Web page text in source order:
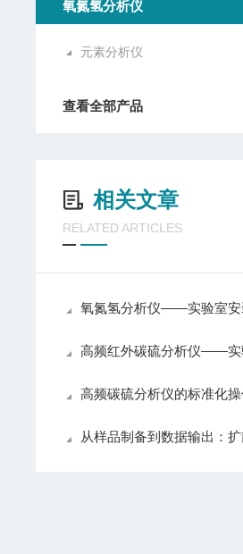
氧氮氢分析仪
元素分析仪
查看全部产品
相关文章
RELATED ARTICLES
氧氮氢分析仪——实验室安装
高频红外碳硫分析仪——实验室安装
高频碳硫分析仪的标准化操作流程全
从样品制备到数据输出：扩散氢分析仪完整操作与保